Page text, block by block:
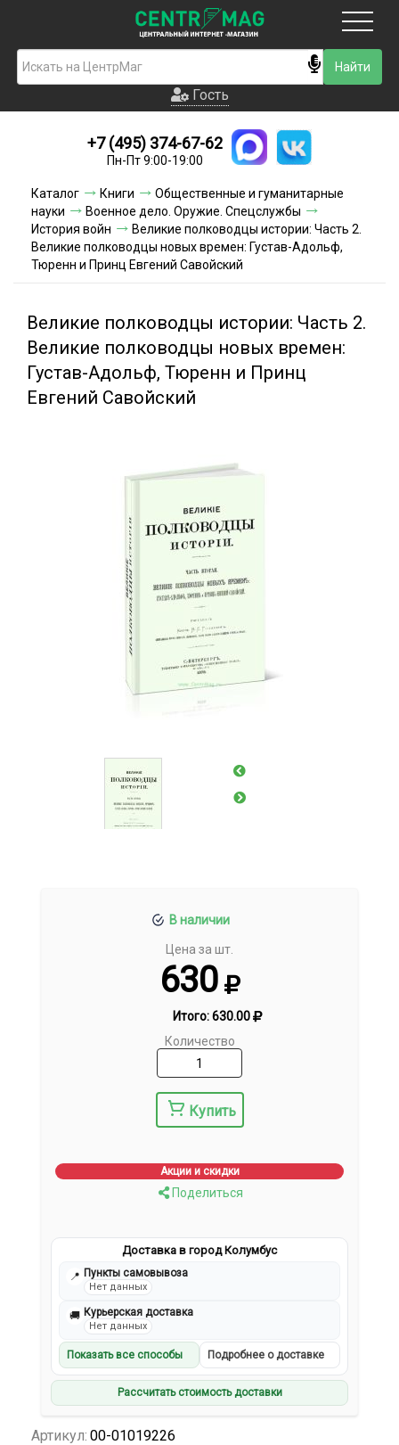
Гость
Новинки
Условия доставки
Условия оплаты
Контакты
Гость
+7 (495) 374-67-62
Пн-Пт 9:00-19:00
Каталог Книги
Общественные и гуманитарные
науки
Военное дело. Оружие. Спецслужбы
История войн
Великие полководцы истории: Часть 2.
Великие полководцы новых времен: Густав-Адольф,
Тюренн и Принц Евгений Савойский
Великие полководцы истории: Часть 2.
Великие полководцы новых времен:
Густав-Адольф, Тюренн и Принц
Евгений Савойский
В наличии
Цена за шт.
630
Итого:630.00
Количество
Купить
Акции и скидки
Поделиться
Доставка в город Колумбус
📍 Пункты самовывоза
Нет данных
🚚 Курьерская доставка
Нет данных
Показать все способы Подробнее о доставке
Рассчитать стоимость доставки
Артикул: 00-01019226